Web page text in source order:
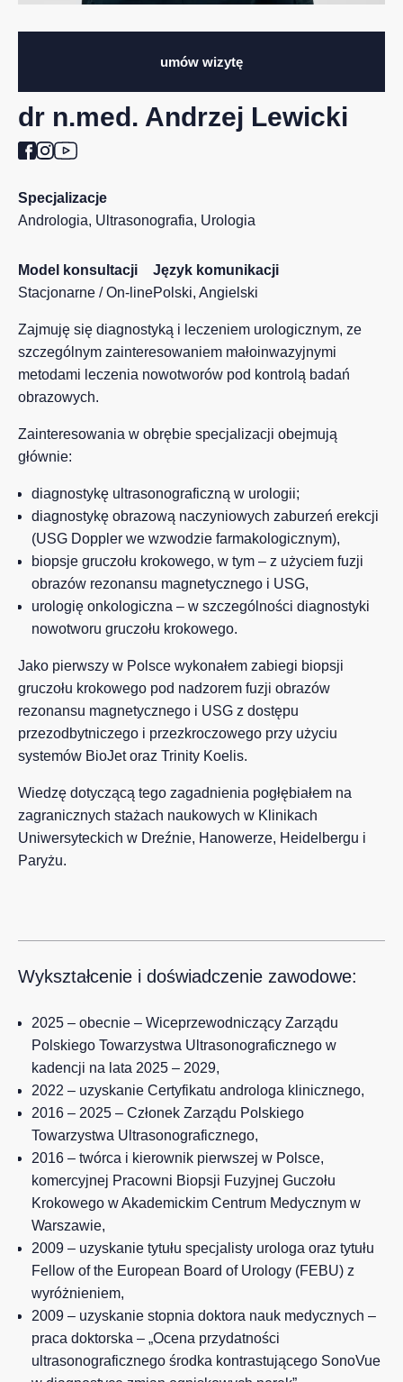
umów wizytę
dr n.med. Andrzej Lewicki
Specjalizacje
Andrologia, Ultrasonografia, Urologia
Model konsultacji
Stacjonarne / On-line
Język komunikacji
Polski, Angielski
Zajmuję się diagnostyką i leczeniem urologicznym, ze
szczególnym zainteresowaniem małoinwazyjnymi
metodami leczenia nowotworów pod kontrolą badań
obrazowych.
Zainteresowania w obrębie specjalizacji obejmują
głównie:
diagnostykę ultrasonograficzną w urologii;
diagnostykę obrazową naczyniowych zaburzeń erekcji
(USG Doppler we wzwodzie farmakologicznym),
biopsje gruczołu krokowego, w tym – z użyciem fuzji
obrazów rezonansu magnetycznego i USG,
urologię onkologiczna – w szczególności diagnostyki
nowotworu gruczołu krokowego.
Jako pierwszy w Polsce wykonałem zabiegi biopsji
gruczołu krokowego pod nadzorem fuzji obrazów
rezonansu magnetycznego i USG z dostępu
przezodbytniczego i przezkroczowego przy użyciu
systemów BioJet oraz Trinity Koelis.
Wiedzę dotyczącą tego zagadnienia pogłębiałem na
zagranicznych stażach naukowych w Klinikach
Uniwersyteckich w Dreźnie, Hanowerze, Heidelbergu i
Paryżu.
Wykształcenie i doświadczenie zawodowe:
2025 – obecnie – Wiceprzewodniczący Zarządu
Polskiego Towarzystwa Ultrasonograficznego w
kadencji na lata 2025 – 2029,
2022 – uzyskanie Certyfikatu androloga klinicznego,
2016 – 2025 – Członek Zarządu Polskiego
Towarzystwa Ultrasonograficznego,
2016 – twórca i kierownik pierwszej w Polsce,
komercyjnej Pracowni Biopsji Fuzyjnej Guczołu
Krokowego w Akademickim Centrum Medycznym w
Warszawie,
2009 – uzyskanie tytułu specjalisty urologa oraz tytułu
Fellow of the European Board of Urology (FEBU) z
wyróżnieniem,
2009 – uzyskanie stopnia doktora nauk medycznych –
praca doktorska – „Ocena przydatności
ultrasonograficznego środka kontrastującego SonoVue